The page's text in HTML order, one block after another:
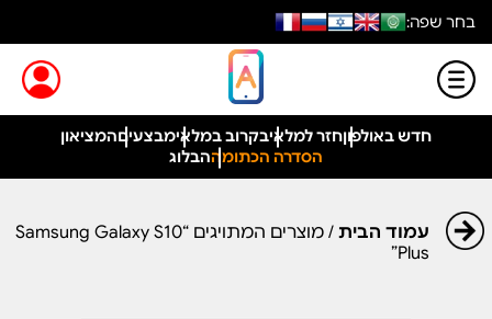
בחר שפה:
חדש באולפוןחזר למלאיבקרוב במלאימבצעיםהמציאון
הסדרה הכתומההבלוג
עמוד הבית
/ מוצרים המתויגים “Samsung Galaxy S10
Plus”